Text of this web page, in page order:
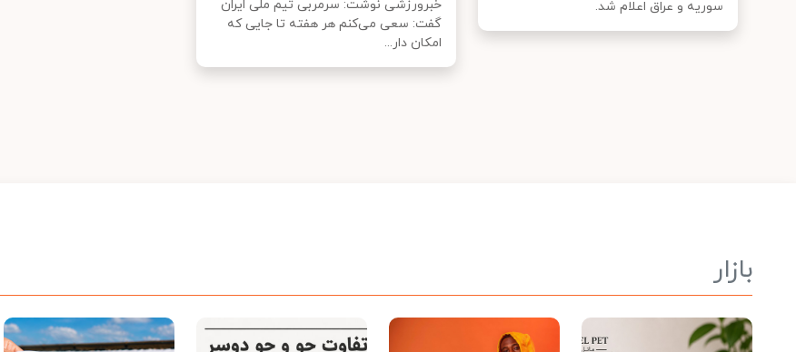
سوریه و عراق اعلام شد.
خبرورزشی نوشت: سرمربی تیم ملی ایران
گفت: سعی می‌کنم هر هفته تا جایی که
امکان دار...
بازار